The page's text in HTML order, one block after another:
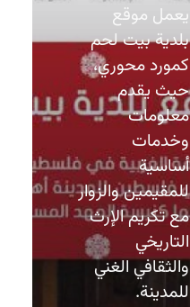
يعمل موقع
بلدية بيت لحم
كمورد محوري،
حيث يقدم
معلومات
وخدمات
أساسية
للمقيمين والزوار
مع تكريم الإرث
التاريخي
والثقافي الغني
للمدينة.